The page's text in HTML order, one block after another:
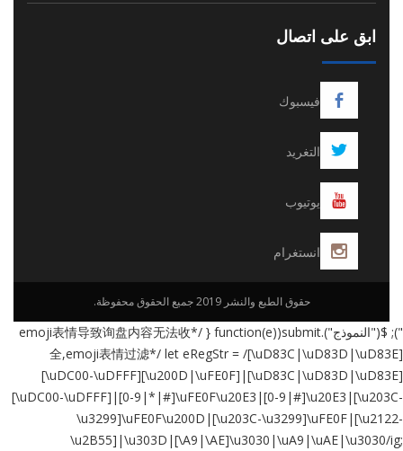
ابق على اتصال
فيسبوك
التغريد
يوتيوب
انستغرام
حقوق الطبع والنشر 2019 جميع الحقوق محفوظة.
"); $("النموذج").submit(function(e) { /*emoji表情导致询盘内容无法收
全,emoji表情过滤*/ let eRegStr = /[\uD83C|\uD83D|\uD83E]
[\uDC00-\uDFFF][\u200D|\uFE0F]|[\uD83C|\uD83D|\uD83E]
[\uDC00-\uDFFF]|[0-9|*|#]\uFE0F\u20E3|[0-9|#]\u20E3|[\u203C-
\u3299]\uFE0F\u200D|[\u203C-\u3299]\uFE0F|[\u2122-
\u2B55]|\u303D|[\A9|\AE]\u3030|\uA9|\uAE|\u3030/ig;